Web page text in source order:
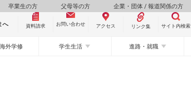
卒業生の方 父母等の方 企業・団体 / 報道関係の方
へ 資料請求 お問い合わせ アクセス リンク集 サイト内検索
外学修 学生生活 進路・就職